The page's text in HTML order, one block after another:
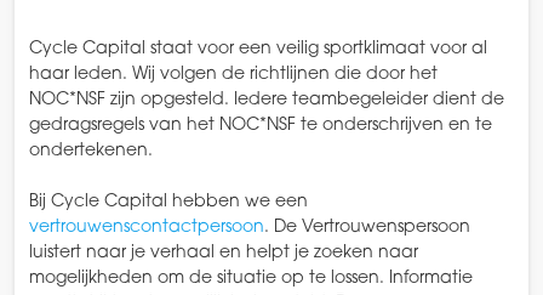
Cycle Capital staat voor een veilig sportklimaat voor al
haar leden. Wij volgen de richtlijnen die door het
NOC*NSF zijn opgesteld. Iedere teambegeleider dient de
gedragsregels van het NOC*NSF te onderschrijven en te
ondertekenen.
Bij Cycle Capital hebben we een
vertrouwenscontactpersoon. De Vertrouwenspersoon
luistert naar je verhaal en helpt je zoeken naar
mogelijkheden om de situatie op te lossen. Informatie